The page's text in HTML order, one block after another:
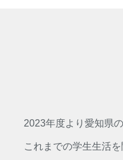
2023年度より愛知県
これまでの学生生活